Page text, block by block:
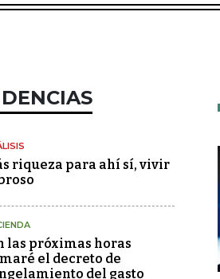
riqueza para ahí sí, vivir
las próximas horas
el decreto de
del gasto